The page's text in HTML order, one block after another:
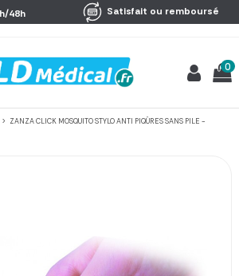
48h Satisfait ou remboursé
0
ZANZA CLICK MOSQUITO STYLO ANTI PIQÛRES SANS PILE -